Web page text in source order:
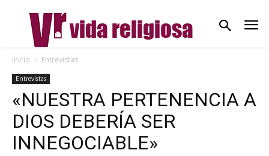
Inicio Entrevistas
Entrevistas
«NUESTRA PERTENENCIA A
DIOS DEBERÍA SER
INNEGOCIABLE»